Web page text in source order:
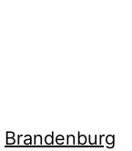
Brandenburg